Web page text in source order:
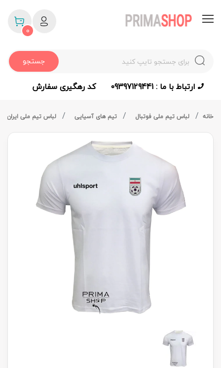
جستجو
0
ارتباط با ما : 09397129441 کد رهگیری سفارش
خانه لباس تیم ملی فوتبال تیم های آسیایی لباس تیم ملی ایران